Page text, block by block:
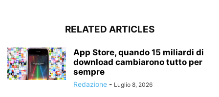
RELATED ARTICLES
App Store, quando 15 miliardi di
download cambiarono tutto per
sempre
Redazione - Luglio 8, 2026